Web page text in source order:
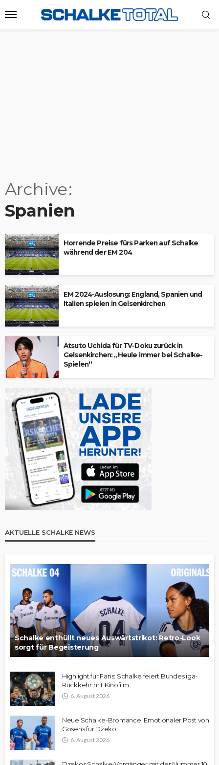
Archive
Spanien
Horrende Preise fürs Parken auf Schalke
während der EM 204
EM 2024-Auslosung: England, Spanien und
Italien spielen in Gelsenkirchen
Atsuto Uchida für TV-Doku zurück in
Gelsenkirchen: „Heule immer bei Schalke-
Spielen“
AKTUELLE SCHALKE NEWS
Schalke enthüllt neues Auswärtstrikot: Retro-Look
sorgt für Begeisterung
Highlight für Fans: Schalke feiert Bundesliga-
Rückkehr mit Kinofilm
6. August 2026
Neue Schalke-Bromance: Emotionaler Post von
Gosens für Džeko
6. August 2026